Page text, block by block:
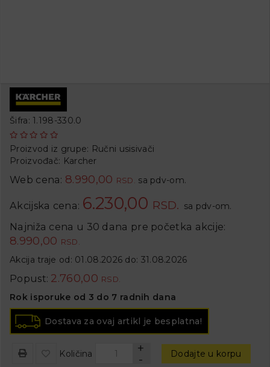
Šifra: 1.198-330.0
Proizvod iz grupe: Ručni usisivači
Proizvođač: Karcher
Web cena: 8.990,00 RSD. sa pdv-om.
Akcijska cena: 6.230,00 RSD. sa pdv-om.
Najniža cena u 30 dana pre početka akcije:
8.990,00 RSD.
Akcija traje od: 01.08.2026 do: 31.08.2026
Popust: 2.760,00 RSD.
Rok isporuke od 3 do 7 radnih dana
Dostava za ovaj artikl je besplatna!
Količina -
+ Dodajte u korpu